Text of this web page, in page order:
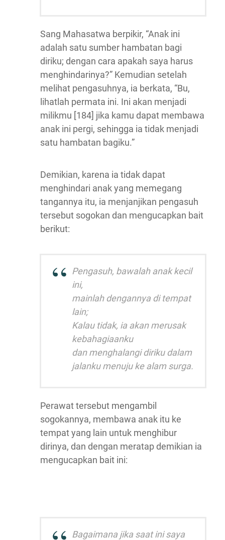
Sang Mahasatwa berpikir, “Anak ini
adalah satu sumber hambatan bagi
diriku; dengan cara apakah saya harus
menghindarinya?” Kemudian setelah
melihat pengasuhnya, ia berkata, “Bu,
lihatlah permata ini. Ini akan menjadi
milikmu [184] jika kamu dapat membawa
anak ini pergi, sehingga ia tidak menjadi
satu hambatan bagiku.”
Demikian, karena ia tidak dapat
menghindari anak yang memegang
tangannya itu, ia menjanjikan pengasuh
tersebut sogokan dan mengucapkan bait
berikut:
Pengasuh, bawalah anak kecil
ini,
mainlah dengannya di tempat
lain;
Kalau tidak, ia akan merusak
kebahagiaanku
dan menghalangi diriku dalam
jalanku menuju ke alam surga.
Perawat tersebut mengambil
sogokannya, membawa anak itu ke
tempat yang lain untuk menghibur
dirinya, dan dengan meratap demikian ia
mengucapkan bait ini:
Bagaimana jika saat ini saya